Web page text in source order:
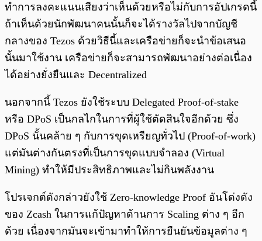
ทำการลงคะแนนเสียงว่าเห็นด้วยหรือไม่กับการอัปเกรดนี้
ถ้าเห็นด้วยนักพัฒนาคนนั้นก็จะได้รางวัลไปจากบัญชี
กลางของ Tezos ด้วยวิธีนี้และเครือข่ายก็จะนำข้อเสนอ
นั้นมาใช้งาน เครือข่ายก็จะสามารถพัฒนาอย่างต่อเนื่อง
ได้อย่างยั่งยืนและ Decentralized
นอกจากนี้ Tezos ยังใช้ระบบ Delegated Proof-of-stake
หรือ DPoS เป็นกลไกในการที่ผู้ใช้ตัดสินใจอีกด้วย ซึ่ง
DPoS นั้นคล้าย ๆ กับการขุดเหรียญทั่วไป (Proof-of-work)
แต่มันต่างกันตรงที่เป็นการขุดแบบจำลอง (Virtual
Mining) ทำให้มีประสิทธิภาพและไม่กินพลังงาน
โปรเจกต์ดังกล่าวยังใช้ Zero-knowledge Proof อันโด่งดัง
ของ Zcash ในการแก้ปัญหาด้านการ Scaling ต่าง ๆ อีก
ด้วย เนื่องจากมันจะเข้ามาทำให้การยืนยันข้อมูลต่าง ๆ